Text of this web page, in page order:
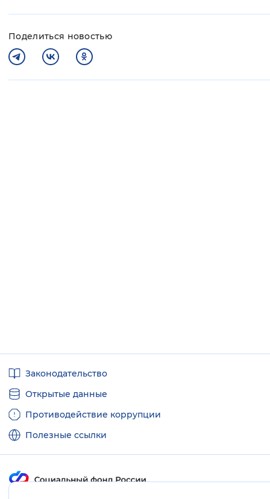
Поделиться новостью
ссылкиЗаконодательство
Открытые данные
Противодействие коррупции
Полезные ссылки